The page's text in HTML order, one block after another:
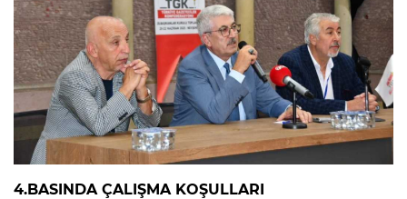
4.BASINDA ÇALIŞMA KOŞULLARI